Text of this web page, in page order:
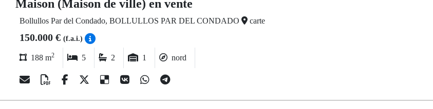
Maison (Maison de ville) en vente
Bollullos Par del Condado, BOLLULLOS PAR DEL CONDADO carte
150.000 € (f.a.i.)
188 m2 5 2 1 nord